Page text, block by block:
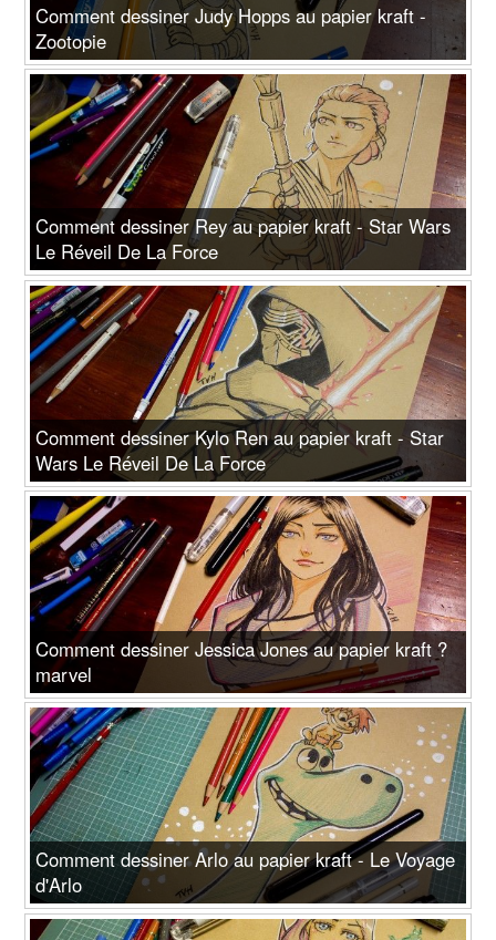
Comment dessiner Judy Hopps au papier kraft -
Zootopie
Comment dessiner Rey au papier kraft - Star Wars
Le Réveil De La Force
Comment dessiner Kylo Ren au papier kraft - Star
Wars Le Réveil De La Force
Comment dessiner Jessica Jones au papier kraft ?
marvel
Comment dessiner Arlo au papier kraft - Le Voyage
d'Arlo